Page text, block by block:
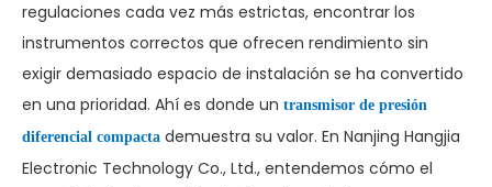
regulaciones cada vez más estrictas, encontrar los
instrumentos correctos que ofrecen rendimiento sin
exigir demasiado espacio de instalación se ha convertido
en una prioridad. Ahí es donde un transmisor de presión
diferencial compacta demuestra su valor. En Nanjing Hangjia
Electronic Technology Co., Ltd., entendemos cómo el